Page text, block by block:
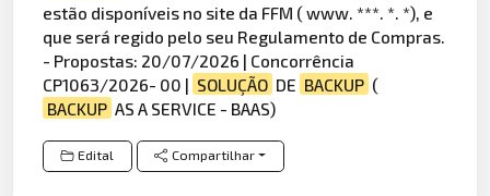
estão disponíveis no site da FFM ( www. ***. *. *), e
que será regido pelo seu Regulamento de Compras.
- Propostas: 20/07/2026 | Concorrência
CP1063/2026- 00 | SOLUÇÃO DE BACKUP (
BACKUP AS A SERVICE - BAAS)
Edital Compartilhar